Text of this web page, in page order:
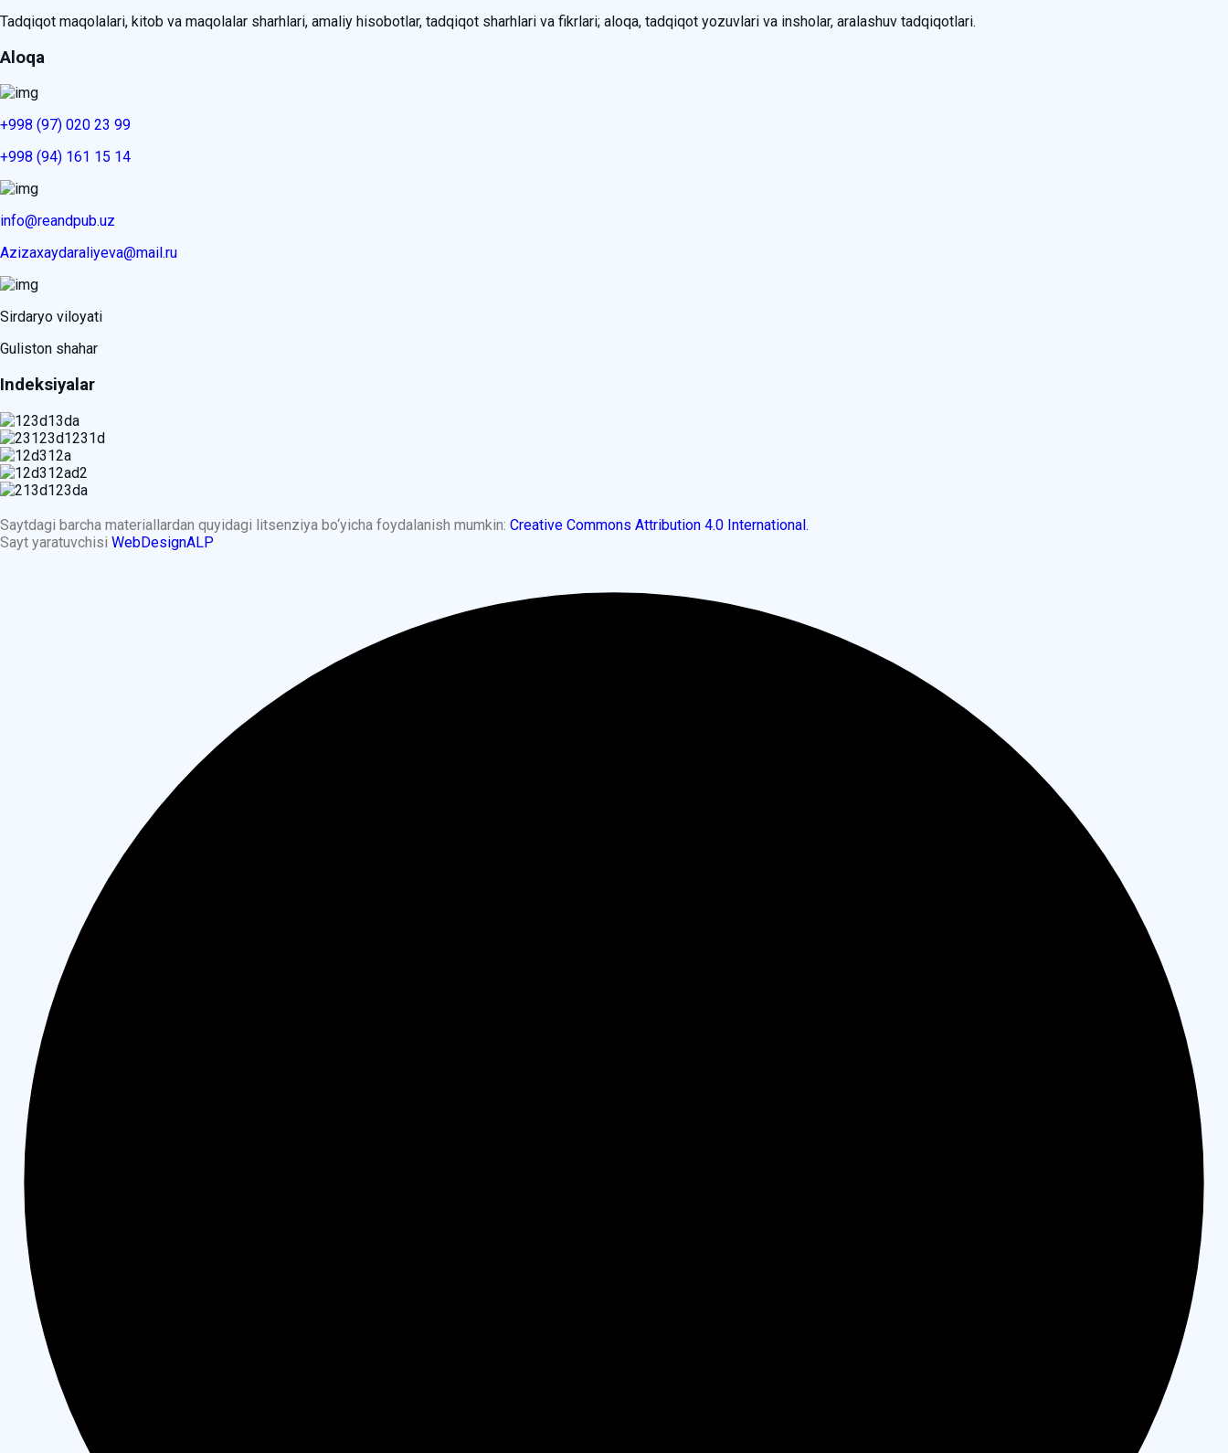
Tadqiqot maqolalari, kitob va maqolalar sharhlari, amaliy hisobotlar, tadqiqot sharhlari va fikrlari; aloqa, tadqiqot yozuvlari va insholar, aralashuv tadqiqotlari.
Aloqa
+998 (97) 020 23 99
+998 (94) 161 15 14
info@reandpub.uz
Azizaxaydaraliyeva@mail.ru
Sirdaryo viloyati
Guliston shahar
Indeksiyalar
Saytdagi barcha materiallardan quyidagi litsenziya bo‘yicha foydalanish mumkin: Creative Commons Attribution 4.0 International.
Sayt yaratuvchisi WebDesignALP